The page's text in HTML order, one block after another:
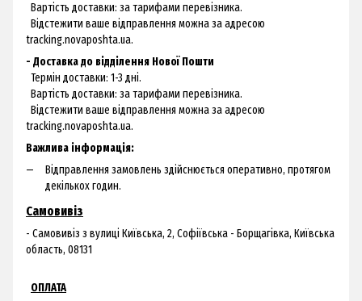
Вартість доставки: за тарифами перевізника.
Відстежити ваше відправлення можна за адресою
tracking.novaposhta.ua.
- Доставка до відділення Нової Пошти
Термін доставки: 1-3 дні.
Вартість доставки: за тарифами перевізника.
Відстежити ваше відправлення можна за адресою
tracking.novaposhta.ua.
Важлива інформація:
Відправлення замовлень здійснюється оперативно, протягом
декількох годин.
Самовивіз
- Самовивіз з вулиці Київська, 2, Софіївська - Борщагівка, Київська
область, 08131
ОПЛАТА